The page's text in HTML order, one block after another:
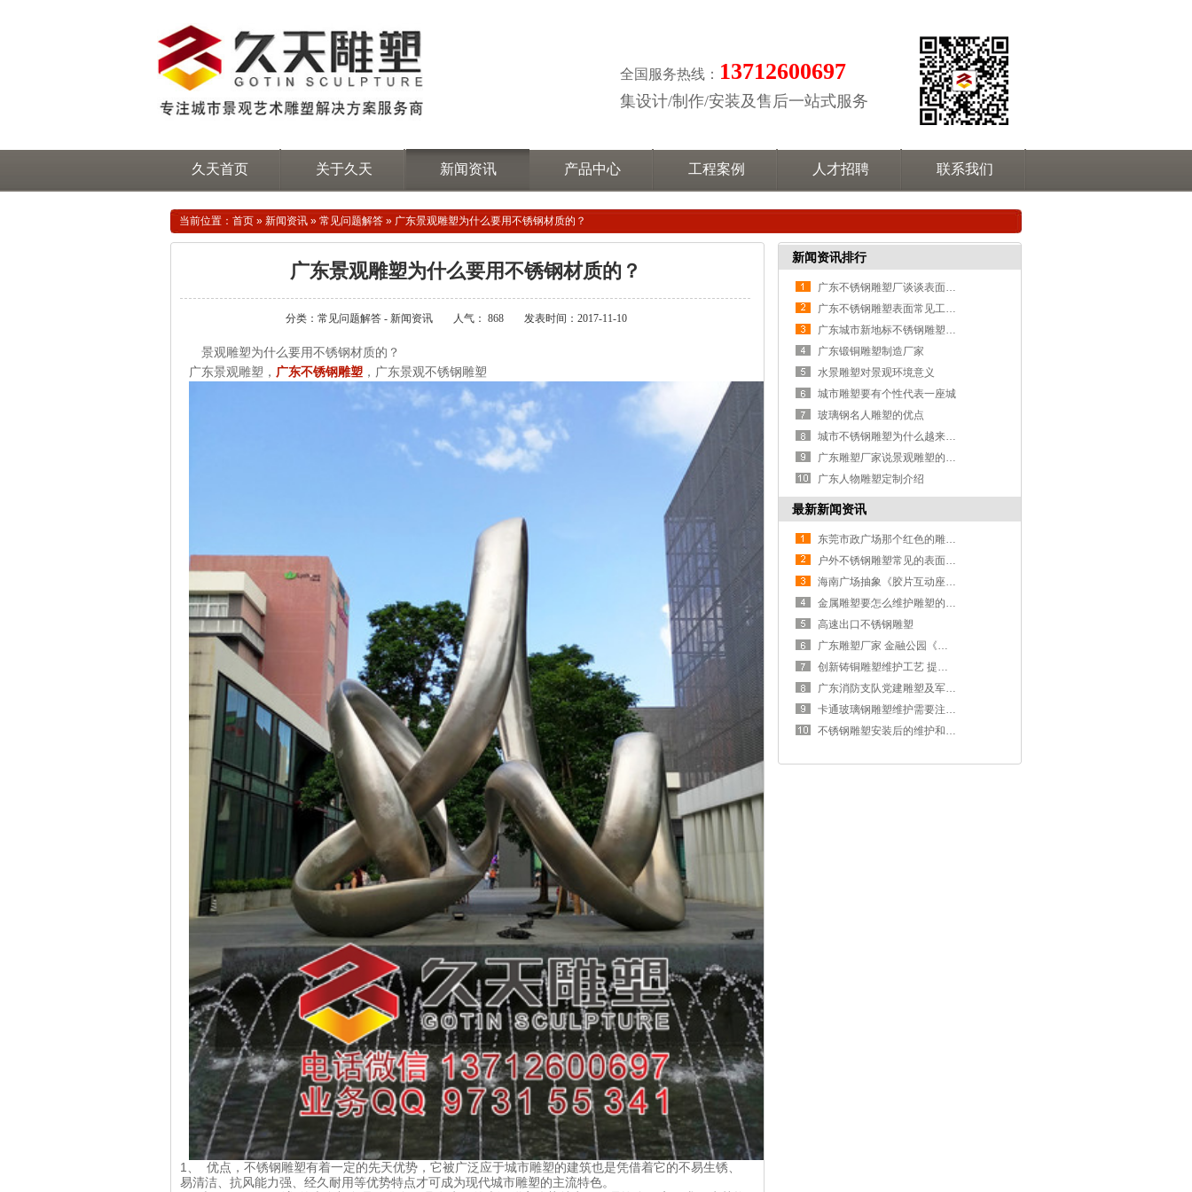
全国服务热线： 13712600697
集设计/制作/安装及售后一站式服务
久天首页 关于久天 新闻资讯 产品中心 工程案例 人才招聘 联系我们
当前位置： 首页 » 新闻资讯 » 常见问题解答 » 广东景观雕塑为什么要用不锈钢材质的？
广东景观雕塑为什么要用不锈钢材质的？
分类：常见问题解答 - 新闻资讯 人气： 868 发表时间：2017-11-10
景观雕塑为什么要用不锈钢材质的？
广东景观雕塑， 广东不锈钢雕塑 ，广东景观不锈钢雕塑
1、 优点，不锈钢雕塑有着一定的先天优势，它被广泛应于城市雕塑的建筑也是凭借着它的不易生锈、
易清洁、抗风能力强、经久耐用等优势特点才可成为现代城市雕塑的主流特色。
新闻资讯排行
广东不锈钢雕塑厂谈谈表面喷涂的重要性
广东不锈钢雕塑表面常见工艺：拉丝、镜面、烤漆
广东城市新地标不锈钢雕塑厂家
广东锻铜雕塑制造厂家
水景雕塑对景观环境意义
城市雕塑要有个性代表一座城
玻璃钢名人雕塑的优点
城市不锈钢雕塑为什么越来越普及？
广东雕塑厂家说景观雕塑的作用
广东人物雕塑定制介绍
最新新闻资讯
东莞市政广场那个红色的雕塑包含着什么意义呢？
户外不锈钢雕塑常见的表面损伤
海南广场抽象《胶片互动座椅》雕塑
金属雕塑要怎么维护雕塑的保养技巧：
高速出口不锈钢雕塑
广东雕塑厂家 金融公园《翔》雕塑
创新铸铜雕塑维护工艺 提升城市雕塑管养水平
广东消防支队党建雕塑及军史浮雕制作项目
卡通玻璃钢雕塑维护需要注意的六点
不锈钢雕塑安装后的维护和保养